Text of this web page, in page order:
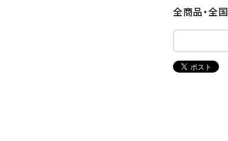
全商品・全